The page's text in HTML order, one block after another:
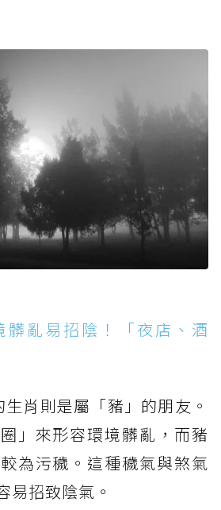
髒亂易招陰！「夜店、酒
肖則是屬「豬」的朋友。
」來形容環境髒亂，而豬
為污穢。這種穢氣與煞氣
易招致陰氣。